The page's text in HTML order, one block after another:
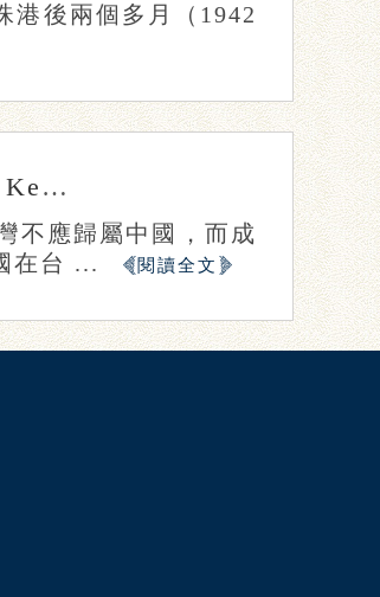
港後兩個多月（1942
不應歸屬中國，而成
在台 ...
閱讀全文